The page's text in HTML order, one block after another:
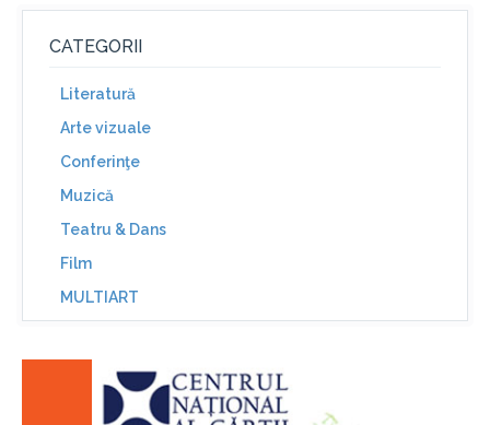
CATEGORII
Literatură
Arte vizuale
Conferinţe
Muzică
Teatru & Dans
Film
MULTIART